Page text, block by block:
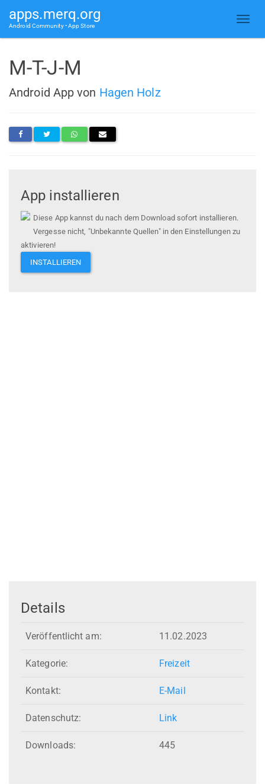
apps.merq.org
Android Community • App Store
M-T-J-M
Android App von Hagen Holz
App installieren
Diese App kannst du nach dem Download sofort installieren.
Vergesse nicht, "Unbekannte Quellen" in den Einstellungen zu
aktivieren!
INSTALLIEREN
Details
Veröffentlicht am: 11.02.2023
Kategorie: Freizeit
Kontakt: E-Mail
Datenschutz: Link
Downloads: 445